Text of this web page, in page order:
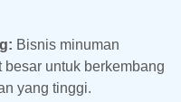
Bisnis minuman
untuk berkembang
yang tinggi.